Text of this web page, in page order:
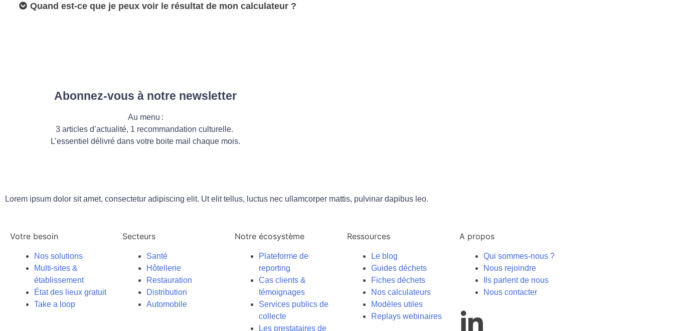
Quand est-ce que je peux voir le résultat de mon calculateur ?
Abonnez-vous à notre newsletter
Au menu :
3 articles d’actualité, 1 recommandation culturelle.
L’essentiel délivré dans votre boite mail chaque mois.
Lorem ipsum dolor sit amet, consectetur adipiscing elit. Ut elit tellus, luctus nec ullamcorper mattis, pulvinar dapibus leo.
Votre besoin
Nos solutions
Multi-sites &
établissement
État des lieux gratuit
Take a loop
Secteurs
Santé
Hôtellerie
Restauration
Distribution
Automobile
Notre écosystème
Plateforme de
reporting
Cas clients &
témoignages
Services publics de
collecte
Les prestataires de
Ressources
Le blog
Guides déchets
Fiches déchets
Nos calculateurs
Modèles utiles
Replays webinaires
A propos
Qui sommes-nous ?
Nous rejoindre
Ils parlent de nous
Nous contacter